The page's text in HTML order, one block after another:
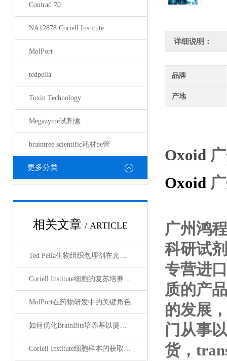
Contrad 70
NA12878 Coriell Institute
MolPort
tedpella
Toxin Technology
Megazyme试剂盒
braintree scientific耗材pe管
更多分类
相关文章 / ARTICLE
Ted Pella生物组织包埋剂在光镜与电镜联用技术中的应用
Coriell Institute细胞的复苏培养与质量控制规范
MolPort在药物研发中的关键角色
如何优化BrainBits培养基以提高实验效果？
Coriell Institute细胞样本的获取与应用指南
详细说明：
品牌
产地
Oxoid
Oxoid
广州鸿
科研试
专营进
质的产
的发展
门从事
货，